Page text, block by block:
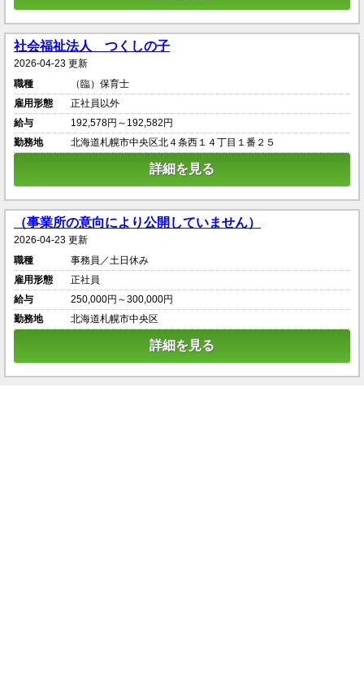
社会福祉法人 つくしの子
2026-04-23 更新
職種
（臨）保育士
雇用形態
正社員以外
給与
192,578円～192,582円
勤務地
北海道札幌市中央区北４条西１４丁目１番２５
詳細を見る
（事業所の意向により公開していません）
2026-04-23 更新
職種
事務員／土日休み
雇用形態
正社員
給与
250,000円～300,000円
勤務地
北海道札幌市中央区
詳細を見る